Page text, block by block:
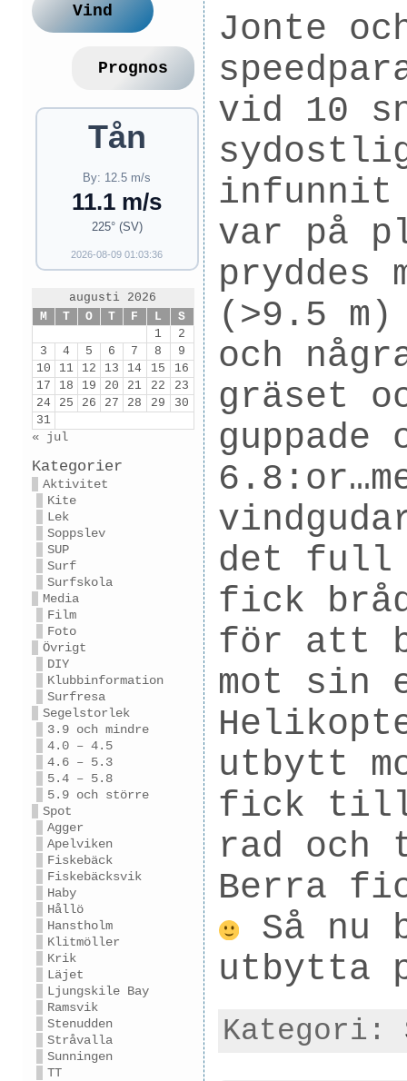
Vind
Prognos
Tån
By: 12.5 m/s
11.1 m/s
225° (SV)
2026-08-09 01:03:36
augusti 2026
M
T O T F L
S
1
2
3
4 5 6 7 8
9
10
11 12 13 14 15
16
17
18 19 20 21 22
23
24
25 26 27 28 29
30
31
« jul
Kategorier
Aktivitet
Kite
Lek
Soppslev
SUP
Surf
Surfskola
Media
Film
Foto
Övrigt
DIY
Klubbinformation
Surfresa
Segelstorlek
3.9 och mindre
4.0 – 4.5
4.6 – 5.3
5.4 – 5.8
5.9 och större
Spot
Agger
Apelviken
Fiskebäck
Fiskebäcksvik
Haby
Hållö
Hanstholm
Klitmöller
Krik
Läjet
Ljungskile Bay
Ramsvik
Stenudden
Stråvalla
Sunningen
TT
Jonte
vid 10
infunnit
var på
pryddes
(>9.5
och
gräset
guppade
det full
fick
för att
mot sin
utbytt
fick till
rad
Berra
Så
utbytta
Kategori: